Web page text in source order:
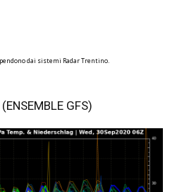
dai sistemi Radar Trentino.
GFS)